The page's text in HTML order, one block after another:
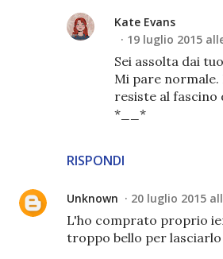
RISPONDI
Kate Evans
19 luglio 2015
Sei assolta dai
Mi pare normale.
resiste al fascino
*__*
Unknown 20 luglio 2015
L'ho comprato proprio
troppo bello per